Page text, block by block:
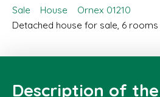
Sale House
Ornex 01210
Detached house for sale, 6 rooms
Description of